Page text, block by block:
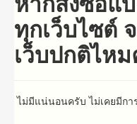
ทุกเว็บไซต์
เว็บปกติไห
ไม่มีแน่นอนครับ ไม่เคยมีก